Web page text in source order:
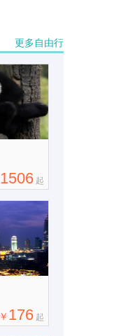
更多自由行
1506 起
￥ 176 起